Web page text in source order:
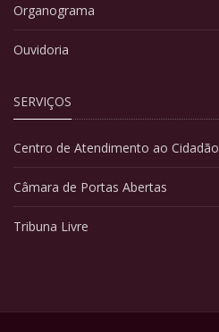
Organograma
Ouvidoria
SERVIÇOS
Centro de Atendimento ao Cidadão
Câmara de Portas Abertas
Tribuna Livre